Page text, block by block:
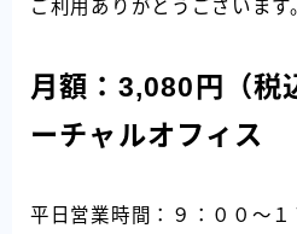
ご利用ありがとうございます
月額：3,080円（税
ーチャルオフィス
平日営業時間：９：００～